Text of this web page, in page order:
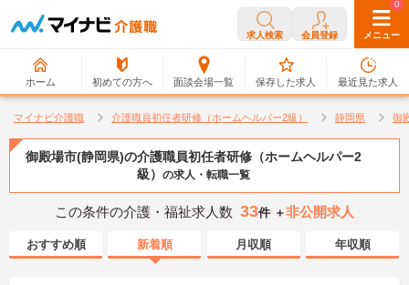
求人検索 会員登録 メニュー
ホーム 初めての方へ 面談会場一覧
0
保存した求人
0
最近見た求人
マイナビ介護職 介護職員初任者研修（ホームヘルパー2級） 静岡県 御
御殿場市(静岡県)の介護職員初任者研修（ホームヘルパー2
級） の求人・転職一覧
この条件の介護・福祉求人数 33件 ＋非公開求人
おすすめ順 新着順 月収順 年収順